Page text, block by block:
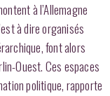
à l’Allemagne
à dire organisés
font alors
Ouest. Ces espaces
politique, rapporte